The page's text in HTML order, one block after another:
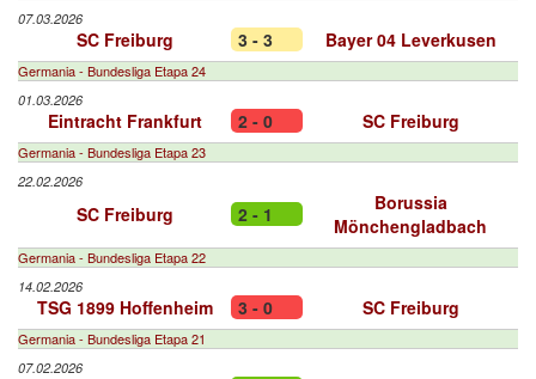
07.03.2026
SC Freiburg 3 - 3 Bayer 04 Leverkusen
Germania - Bundesliga Etapa 24
01.03.2026
Eintracht Frankfurt 2 - 0 SC Freiburg
Germania - Bundesliga Etapa 23
22.02.2026
SC Freiburg 2 - 1
Borussia
Mönchengladbach
Germania - Bundesliga Etapa 22
14.02.2026
TSG 1899 Hoffenheim 3 - 0 SC Freiburg
Germania - Bundesliga Etapa 21
07.02.2026